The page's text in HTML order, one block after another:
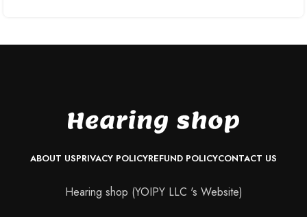
ABOUT USPRIVACY POLICYREFUND POLICYCONTACT US
Hearing shop (YOIPY LLC 's Website)